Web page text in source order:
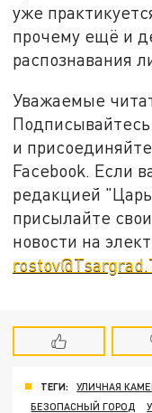
уже
прочему ещё и
распознавания
Уважаемые
и
Facebook. Если
редакцией
присылайте
новости на
ТЕГИ: УЛИЧНАЯ
БЕЗОПАСНЫЙ ГОРОД